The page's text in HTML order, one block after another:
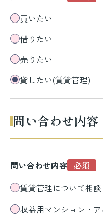
買いたい
借りたい
売りたい
貸したい(賃貸管理)
問い合わせ内容
問い合わせ内容
賃貸管理について相
収益用マンション・